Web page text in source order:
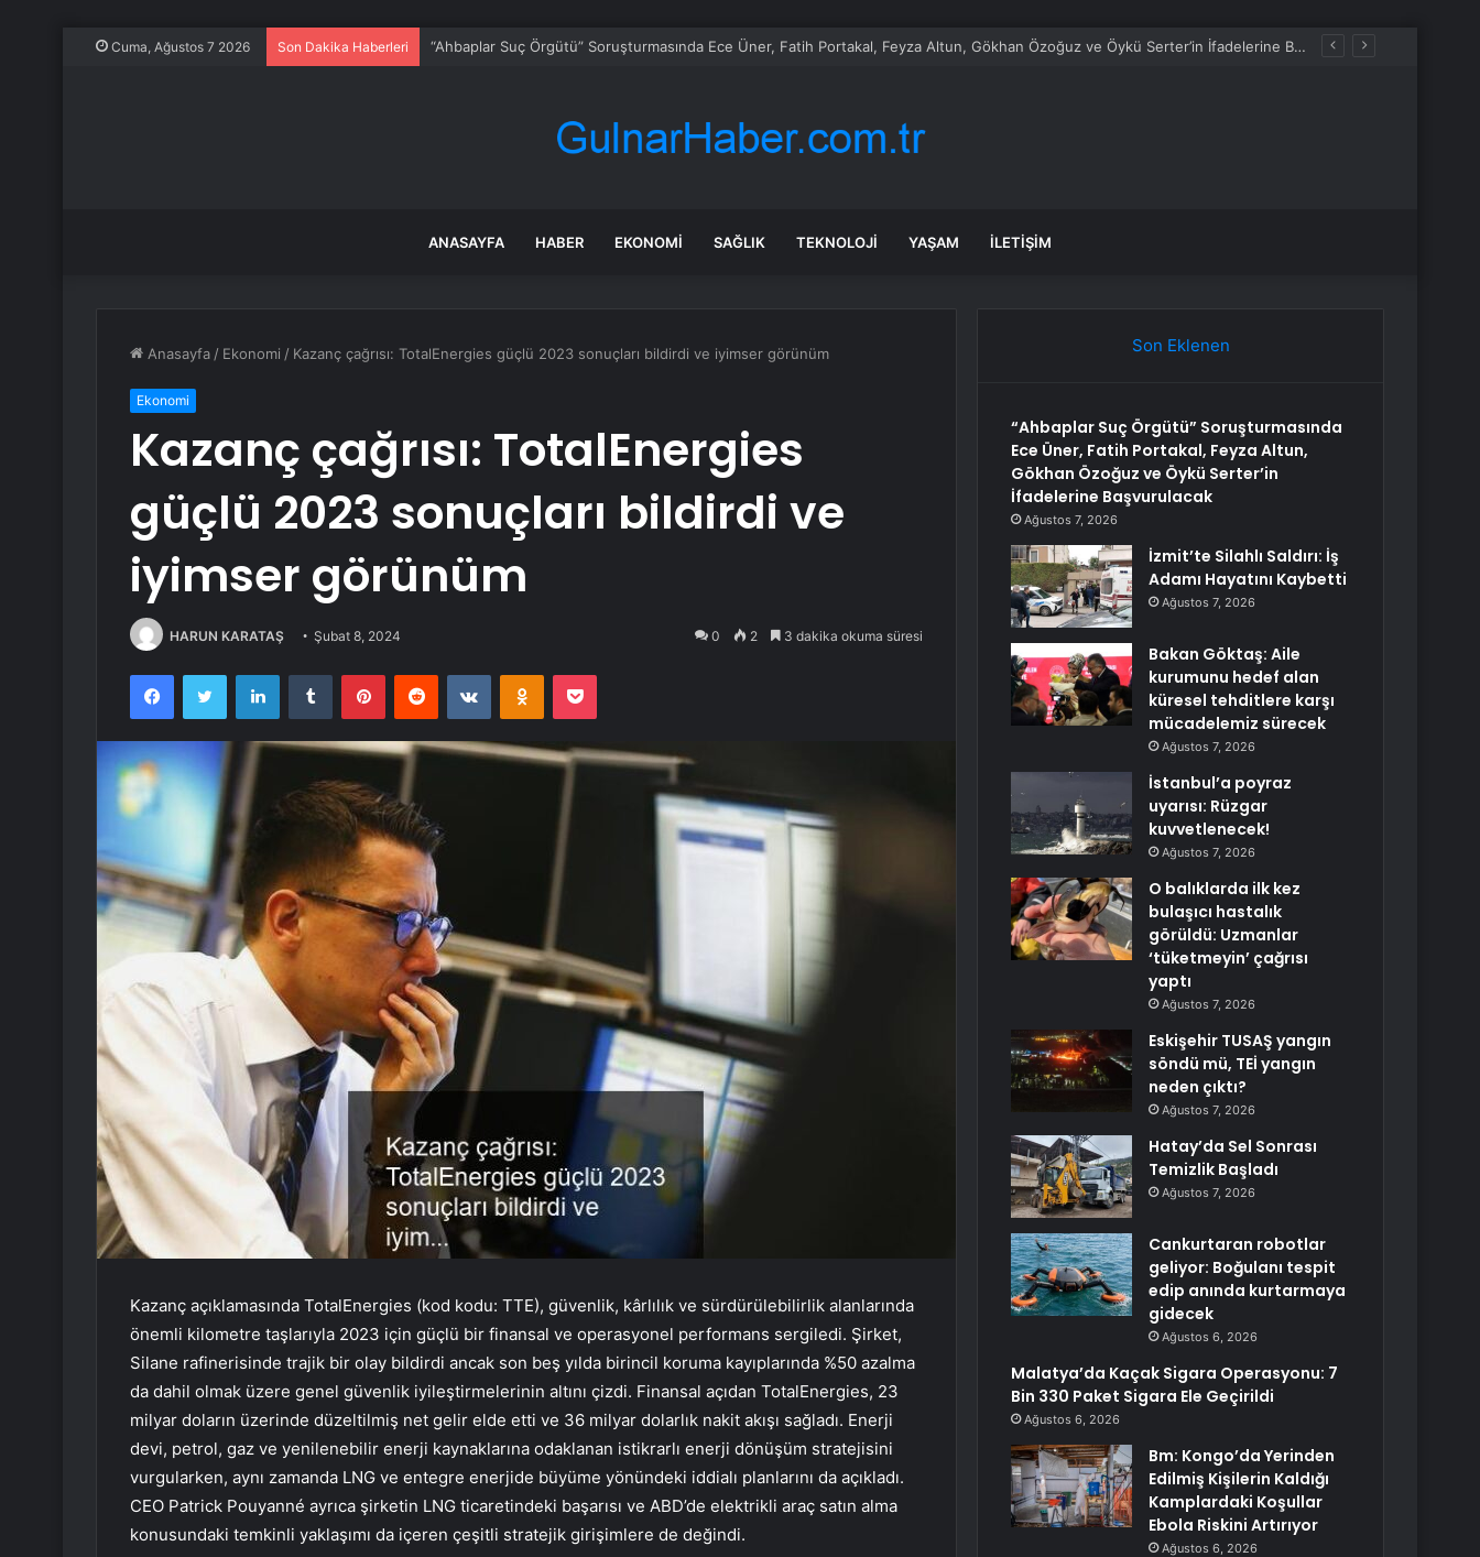
Cuma, Ağustos 7 2026 Son Dakika Haberleri “Ahbaplar Suç Örgütü” Soruşturmasında Ece Üner, Fatih Portakal, Feyza Altun, Gökhan Özoğuz ve Öykü Serter’in İfadelerine Başvurulacak
ANASAYFA HABER EKONOMI SAĞLIK TEKNOLOJI YAŞAM İLETIŞIM
Anasayfa / Ekonomi / Kazanç çağrısı: TotalEnergies güçlü 2023 sonuçları bildirdi ve iyimser görünüm
Ekonomi
Kazanç çağrısı: TotalEnergies
güçlü 2023 sonuçları bildirdi ve
iyimser görünüm
HARUN KARATAŞ Şubat 8, 2024 0 2 3 dakika okuma süresi
FacebookTwitter LinkedInTumblr PinterestReddit VKontakteOdnoklassniki
Pocket
Kazanç açıklamasında TotalEnergies (kod kodu: TTE), güvenlik, kârlılık ve sürdürülebilirlik alanlarında
önemli kilometre taşlarıyla 2023 için güçlü bir finansal ve operasyonel performans sergiledi. Şirket,
Silane rafinerisinde trajik bir olay bildirdi ancak son beş yılda birincil koruma kayıplarında %50 azalma
da dahil olmak üzere genel güvenlik iyileştirmelerinin altını çizdi. Finansal açıdan TotalEnergies, 23
milyar doların üzerinde düzeltilmiş net gelir elde etti ve 36 milyar dolarlık nakit akışı sağladı. Enerji
devi, petrol, gaz ve yenilenebilir enerji kaynaklarına odaklanan istikrarlı enerji dönüşüm stratejisini
vurgularken, aynı zamanda LNG ve entegre enerjide büyüme yönündeki iddialı planlarını da açıkladı.
CEO Patrick Pouyanné ayrıca şirketin LNG ticaretindeki başarısı ve ABD’de elektrikli araç satın alma
konusundaki temkinli yaklaşımı da içeren çeşitli stratejik girişimlere de değindi.
Son Eklenen
“Ahbaplar Suç Örgütü” Soruşturmasında
Ece Üner, Fatih Portakal, Feyza Altun,
Gökhan Özoğuz ve Öykü Serter’in
İfadelerine Başvurulacak
Ağustos 7, 2026
İzmit’te Silahlı Saldırı: İş
Adamı Hayatını Kaybetti
Ağustos 7, 2026
Bakan Göktaş: Aile
kurumunu hedef alan
küresel tehditlere karşı
mücadelemiz sürecek
Ağustos 7, 2026
İstanbul’a poyraz
uyarısı: Rüzgar
kuvvetlenecek!
Ağustos 7, 2026
O balıklarda ilk kez
bulaşıcı hastalık
görüldü: Uzmanlar
‘tüketmeyin’ çağrısı
yaptı
Ağustos 7, 2026
Eskişehir TUSAŞ yangın
söndü mü, TEİ yangın
neden çıktı?
Ağustos 7, 2026
Hatay’da Sel Sonrası
Temizlik Başladı
Ağustos 7, 2026
Cankurtaran robotlar
geliyor: Boğulanı tespit
edip anında kurtarmaya
gidecek
Ağustos 6, 2026
Malatya’da Kaçak Sigara Operasyonu: 7
Bin 330 Paket Sigara Ele Geçirildi
Ağustos 6, 2026
Bm: Kongo’da Yerinden
Edilmiş Kişilerin Kaldığı
Kamplardaki Koşullar
Ebola Riskini Artırıyor
Ağustos 6, 2026